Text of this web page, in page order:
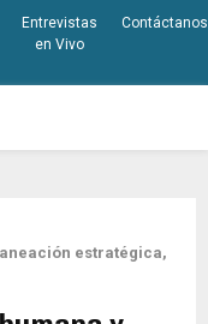
Entrevistas
en Vivo
Contáctanos
estratégica,